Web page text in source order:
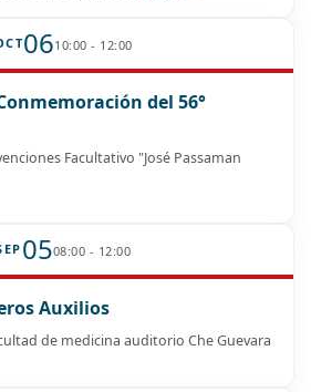
0610:00 - 12:00
del 56°
Facultativo "José Passaman
0508:00 - 12:00
Auxilios
de medicina auditorio Che Guevara